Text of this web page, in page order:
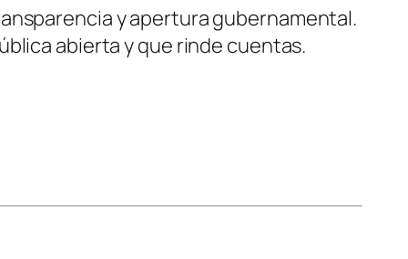
y apertura gubernamental.
abierta y que rinde cuentas.